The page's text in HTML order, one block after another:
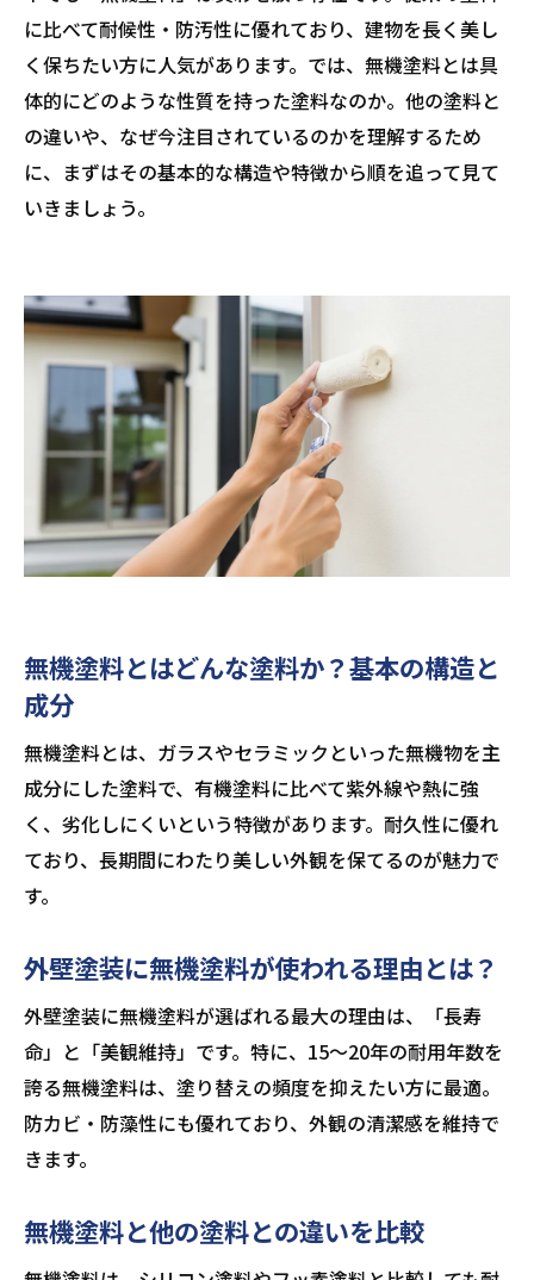
保証内容や使用塗料の確認も忘れずに
無機塗料は施工する業者の技術力が重要
まとめ
に比べて耐候性・防汚性に優れており、建物を長く美し
く保ちたい方に人気があります。では、無機塗料とは具
体的にどのような性質を持った塗料なのか。他の塗料と
の違いや、なぜ今注目されているのかを理解するため
に、まずはその基本的な構造や特徴から順を追って見て
いきましょう。
無機塗料とはどんな塗料か？基本の構造と
成分
無機塗料とは、ガラスやセラミックといった無機物を主
成分にした塗料で、有機塗料に比べて紫外線や熱に強
く、劣化しにくいという特徴があります。耐久性に優れ
ており、長期間にわたり美しい外観を保てるのが魅力で
す。
外壁塗装に無機塗料が使われる理由とは？
外壁塗装に無機塗料が選ばれる最大の理由は、「長寿
命」と「美観維持」です。特に、15～20年の耐用年数を
誇る無機塗料は、塗り替えの頻度を抑えたい方に最適。
防カビ・防藻性にも優れており、外観の清潔感を維持で
きます。
無機塗料と他の塗料との違いを比較